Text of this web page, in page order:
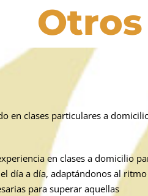
en clases particulares a
en clases a domicilio
día a día, adaptándonos al
para superar aquellas